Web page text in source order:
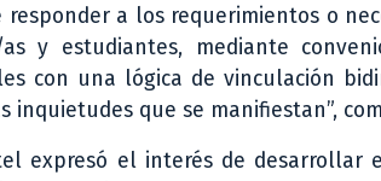
a los requerimientos o
y estudiantes, mediante
con una lógica de vinculación
que se manifiestan”,
expresó el interés de desarrollar